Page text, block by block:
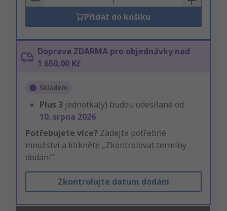
Přidat do košíku
Doprava ZDARMA pro objednávky nad
1 650,00 Kč
Skladem
Plus 3 jednotka(y) budou odesílané od
10. srpna 2026
Potřebujete více? Zadejte potřebné
množství a klikněte „Zkontrolovat termíny
dodání“.
Zkontrolujte datum dodání